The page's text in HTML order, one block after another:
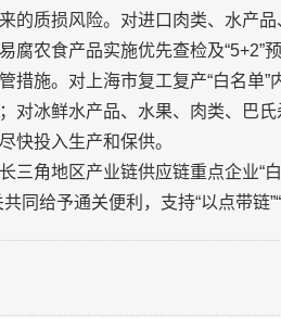
的质损风险。对进口肉类、水产
腐农食产品实施优先查检及“5+2”
措施。对上海市复工复产“白名单
对冰鲜水产品、水果、肉类、巴
快投入生产和保供。
三角地区产业链供应链重点企业“
同给予通关便利，支持“以点带链